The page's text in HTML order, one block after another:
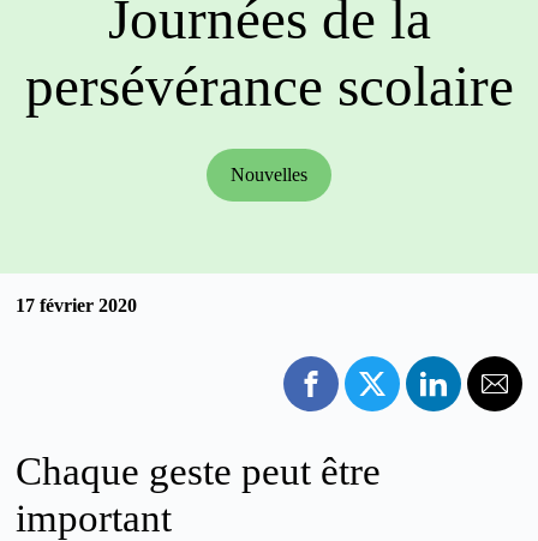
Journées de la
persévérance scolaire
Nouvelles
17 février 2020
Chaque geste peut être
important